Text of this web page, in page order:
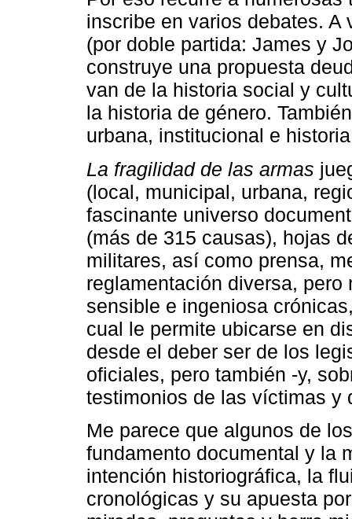
inscribe en varios debates.
(por doble partida: James y
construye una propuesta
van de la historia social y
la historia de género.
urbana, institucional e
La fragilidad de las armas
(local, municipal, urbana,
fascinante universo
(más de 315 causas), hojas
militares, así como prensa,
reglamentación diversa,
sensible e ingeniosa
cual le permite ubicarse en
desde el deber ser de los
oficiales, pero también -y,
testimonios de las víctimas y
Me parece que algunos de
fundamento documental y la
intención historiográfica, la
cronológicas y su apuesta